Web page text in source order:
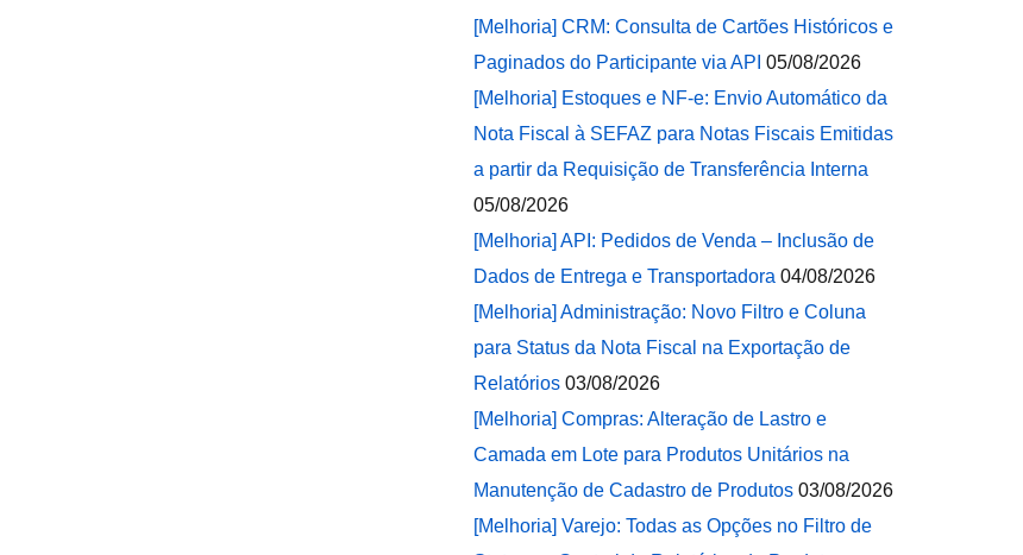
[Melhoria] CRM: Consulta de Cartões Históricos e
Paginados do Participante via API 05/08/2026
[Melhoria] Estoques e NF-e: Envio Automático da
Nota Fiscal à SEFAZ para Notas Fiscais Emitidas
a partir da Requisição de Transferência Interna
05/08/2026
[Melhoria] API: Pedidos de Venda – Inclusão de
Dados de Entrega e Transportadora 04/08/2026
[Melhoria] Administração: Novo Filtro e Coluna
para Status da Nota Fiscal na Exportação de
Relatórios 03/08/2026
[Melhoria] Compras: Alteração de Lastro e
Camada em Lote para Produtos Unitários na
Manutenção de Cadastro de Produtos 03/08/2026
[Melhoria] Varejo: Todas as Opções no Filtro de